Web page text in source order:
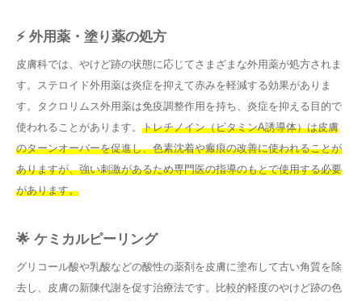
⚡ 外用薬・塗り薬の処方
皮膚科では、やけど跡の状態に応じてさまざまな外用薬が処方されま
す。ステロイド外用薬は炎症を抑えて赤みを軽減する効果がありま
す。タクロリムス外用薬は免疫調整作用を持ち、炎症を抑える目的で
使われることがあります。 トレチノイン（ビタミンA誘導体）は皮膚
のターンオーバーを促進し、色素沈着や瘢痕の改善に使われることが
ありますが、強い刺激があるため専門医の指導のもとで使用する必要
があります。
🌟 ケミカルピーリング
グリコール酸や乳酸などの酸性の薬剤を皮膚に塗布して古い角質を除
去し、皮膚の新陳代謝を促す治療法です。比較的軽度のやけど跡の色